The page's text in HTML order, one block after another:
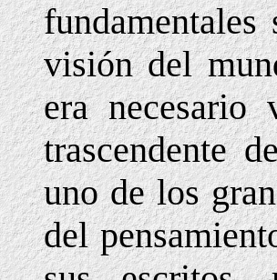
visión del
era necesario
trascendente
uno de los
del